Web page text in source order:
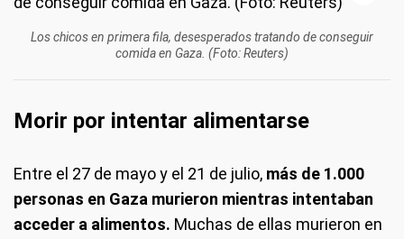
Los chicos en primera fila, desesperados tratando de conseguir
comida en Gaza. (Foto: Reuters)
Morir por intentar alimentarse
Entre el 27 de mayo y el 21 de julio, más de 1.000
personas en Gaza murieron mientras intentaban
acceder a alimentos. Muchas de ellas murieron en